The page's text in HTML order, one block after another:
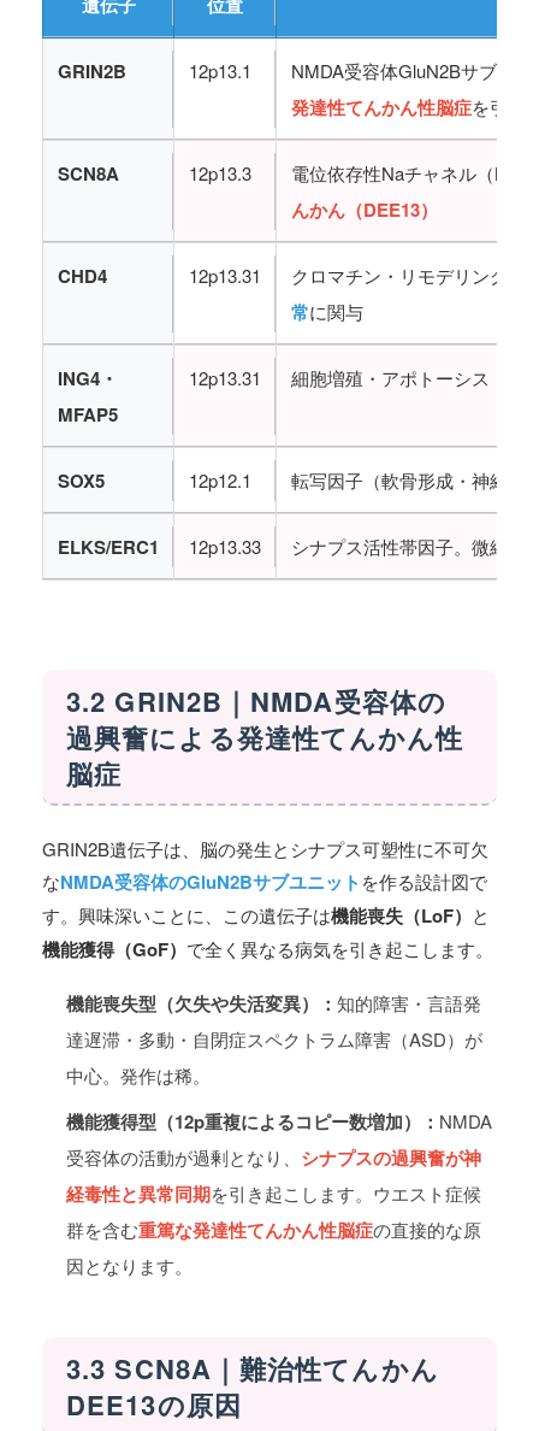
GRIN2B 12p13.1 NMDA受容体GluN2Bサブユ
発達性てんかん性脳症を引き
SCN8A 12p13.3 電位依存性Naチャネル（
んかん（DEE13）
CHD4 12p13.31 クロマチン・リモデリング（
常に関与
ING4・
MFAP5
12p13.31 細胞増殖・アポトーシス・組
SOX5 12p12.1 転写因子（軟骨形成・神経堤
ELKS/ERC1 12p13.33 シナプス活性帯因子。微細異
3.2 GRIN2B｜NMDA受容体の
過興奮による発達性てんかん性
脳症
GRIN2B遺伝子は、脳の発生とシナプス可塑性に不可欠
なNMDA受容体のGluN2Bサブユニット を作る設計図で
す。興味深いことに、この遺伝子は機能喪失（LoF） と
機能獲得（GoF） で全く異なる病気を引き起こします。
機能喪失型（欠失や失活変異）： 知的障害・言語発
達遅滞・多動・自閉症スペクトラム障害（ASD）が
中心。発作は稀。
機能獲得型（12p重複によるコピー数増加）： NMDA
受容体の活動が過剰となり、 シナプスの過興奮が神
経毒性と異常同期を引き起こします。ウエスト症候
群を含む重篤な発達性てんかん性脳症の直接的な原
因となります。
3.3 SCN8A｜難治性てんかん
DEE13の原因